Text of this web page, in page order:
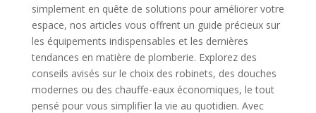
simplement en quête de solutions pour améliorer votre
espace, nos articles vous offrent un guide précieux sur
les équipements indispensables et les dernières
tendances en matière de plomberie. Explorez des
conseils avisés sur le choix des robinets, des douches
modernes ou des chauffe-eaux économiques, le tout
pensé pour vous simplifier la vie au quotidien. Avec